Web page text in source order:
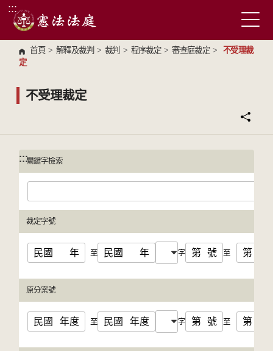
跳到主要內容區塊
:::
首頁 > 解釋及裁判 > 裁判 > 程序裁定 > 審查庭裁定 >
不受理裁
定
不受理裁定
:::
:::關鍵字檢索
裁定字號
民國 年 至 民國 年 字 第 號 至 第
原分案號
民國 年度 至 民國 年度 字 第 號 至 第